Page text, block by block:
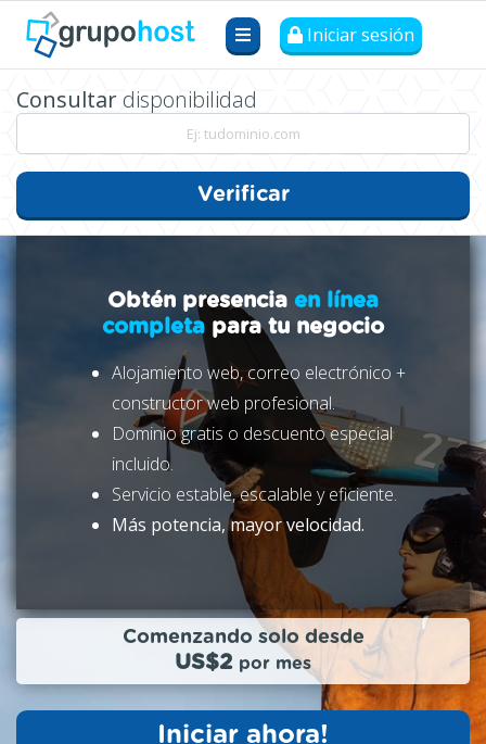
Iniciar sesión
Consultar disponibilidad
Verificar
Obtén presencia en línea
completa para tu negocio
Alojamiento web, correo electrónico +
constructor web profesional.
Dominio gratis o descuento especial
incluido.
Servicio estable, escalable y eficiente.
Más potencia, mayor velocidad.
Comenzando solo desde
US$2 por mes
Iniciar ahora!